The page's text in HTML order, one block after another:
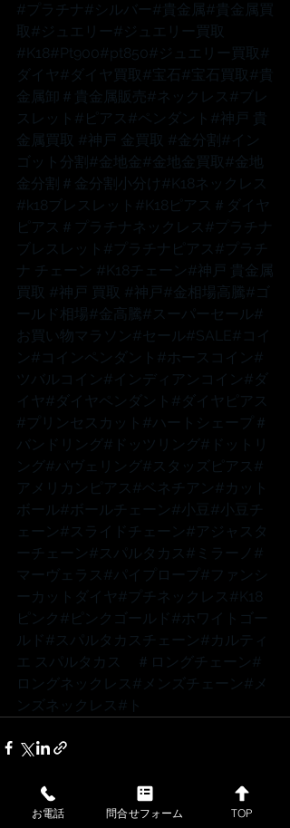
#プラチナ #シルバー #貴金属#貴金属買
取 #ジュエリー #ジュエリー買取
#K18#Pt900#pt850#ジュエリー買取 #
ダイヤ #ダイヤ買取 #宝石 #宝石買取 #貴
金属卸 ＃貴金属販売#ネックレス #ブレ
スレット #ピアス #ペンダント #神戸
貴
金属買取 #神戸 金買取 #金分割 #イン
ゴット分割 #金地金 #金地金買取 #金地
金分割
＃金分割小分け #K18ネックレス
#k18ブレスレット #K18ピアス ＃ダイヤ
ピアス ＃プラチナネックレス #プラチナ
ブレスレット #プラチナピアス #プラチ
ナ
チェーン #K18チェーン #神戸
貴金属
買取 #神戸 買取 #神戸 #金相場高騰 #ゴ
ールド相場 #金高騰 #スーパーセール#
お買い物マラソン #セール#SALE#コイ
ン #コインペンダント #ホースコイン #
ツバルコイン #インディアンコイン #ダ
イヤ #ダイヤペンダント #ダイヤピアス
#プリンセスカット #ハートシェープ ＃
バンドリング #ドッツリング #ドットリ
ング #パヴェリング #スタッズピアス #
アメリカンピアス #ベネチアン #カット
ボール#ボールチェーン #小豆 #小豆チ
ェーン #スライドチェーン #アジャスタ
ーチェーン #スパルタカス #ミラーノ #
マーヴェラス #パイプロープ #ファンシ
ーカットダイヤ #プチネックレス #K18
ピンク #ピンクゴールド #ホワイトゴー
ルド #スパルタカスチェーン #カルティ
エ スパルタカス ＃ロングチェーン #
ロングネックレス #メンズチェーン #メ
ンズネックレス #ト
最新記事 すべて表示
お電話 問合せフォーム TOP